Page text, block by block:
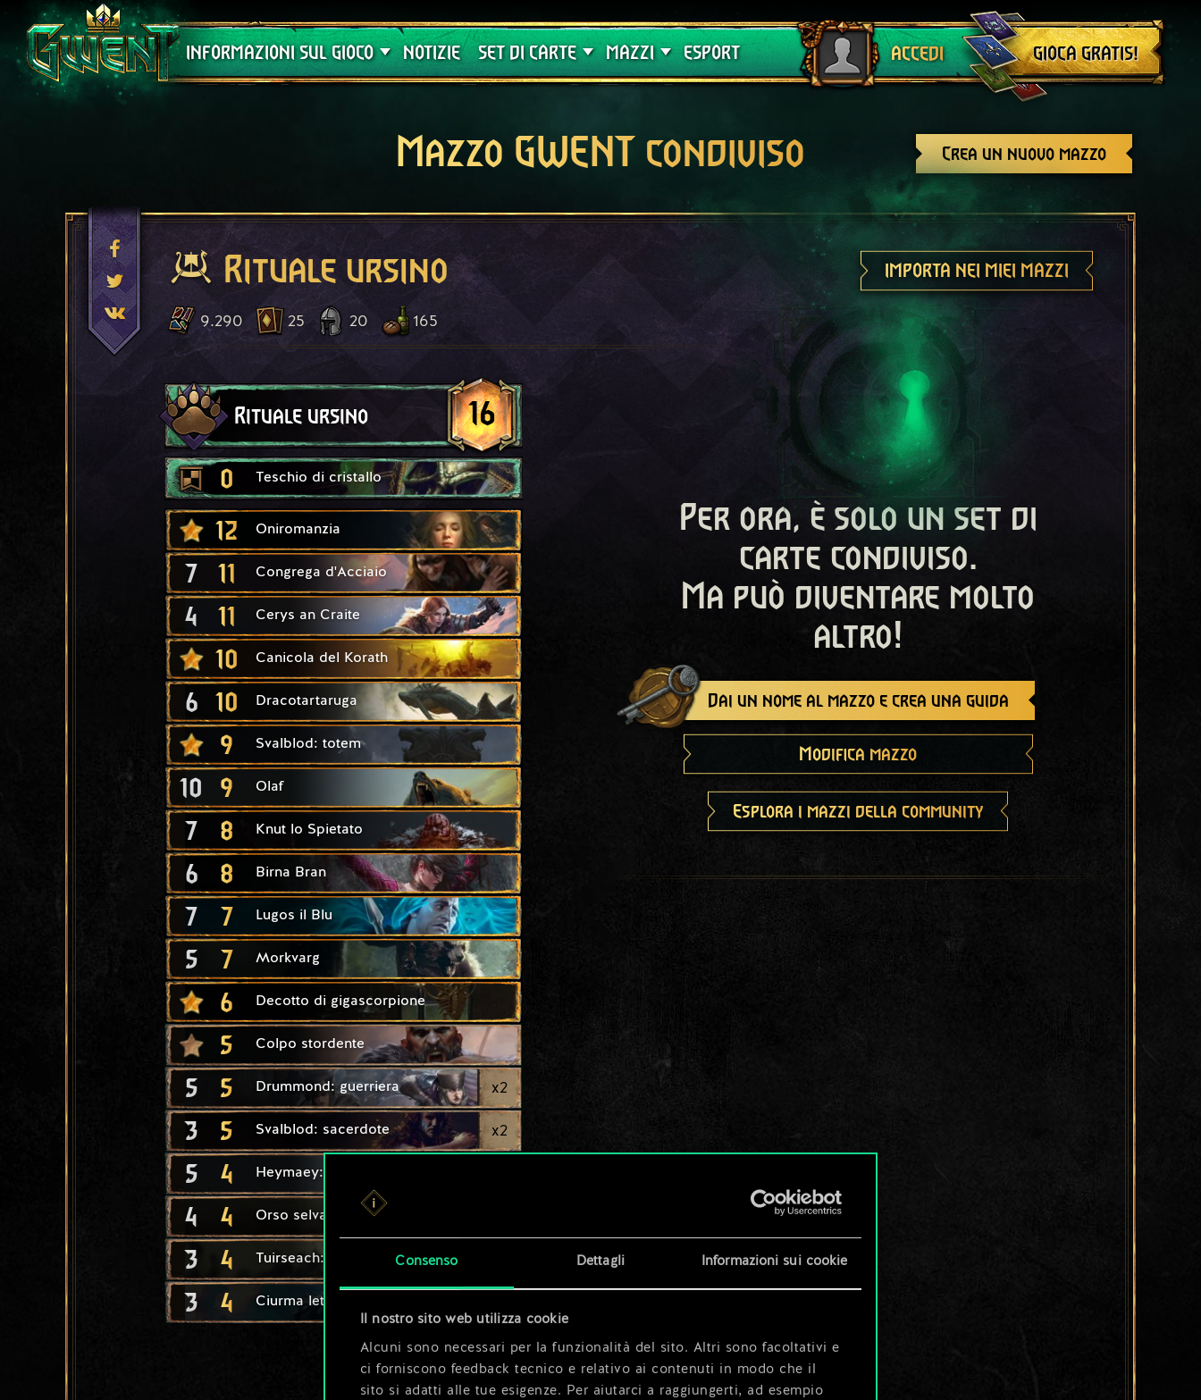
Consenso Dettagli Informazioni sui cookie
Il nostro sito web utilizza cookie
Alcuni sono necessari per la funzionalità del sito. Altri sono facoltativi e
ci forniscono feedback tecnico e relativo ai contenuti in modo che il
sito si adatti alle tue esigenze. Per aiutarci a raggiungerti, ad esempio
INFORMAZIONI SUL GIOCO
Assistenza
NOTIZIE SET DI CARTE
Crimson Curse
MAZZI
Guide
ESPORT ACCEDI
Esci
GIOCA GRATIS!
Crea un nuovo mazzo
Mazzo GWENT condiviso
Rituale ursino IMPORTA NEI MIEI MAZZI
9.290 25 20 165
Rituale ursino 16
0 Teschio di cristallo
12 Oniromanzia
7 11 Congrega d'Acciaio
4 11 Cerys an Craite
10 Canicola del Korath
6 10 Dracotartaruga
9 Svalblod: totem
10 9 Olaf
7 8 Knut lo Spietato
6 8 Birna Bran
7 7 Lugos il Blu
5 7 Morkvarg
6 Decotto di gigascorpione
5 Colpo stordente
5 5 Drummond: guerriera x2
3 5 Svalblod: sacerdote x2
5 4 Heymaey: bardo
4 4 Orso selvaggio
3 4 Tuirseach: guerriero
3 4 Ciurma letale: predatrice
Per ora, è solo un set di
carte condiviso.
Ma può diventare molto
altro!
Dai un nome al mazzo e crea una guida
Modifica mazzo
Esplora i mazzi della community